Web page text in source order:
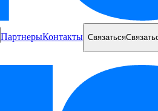
ПартнерыКонтакты Связаться